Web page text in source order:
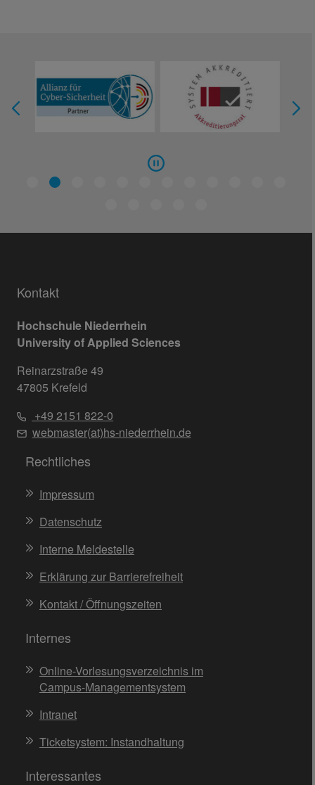
Kontakt
Hochschule Niederrhein
University of Applied Sciences
Reinarzstraße 49
47805 Krefeld
+49 2151 822-0
webmaster(at)hs-niederrhein.de
Rechtliches
Impressum
Datenschutz
Interne Meldestelle
Erklärung zur Barrierefreiheit
Kontakt / Öffnungszeiten
Internes
Online-Vorlesungsverzeichnis im
Campus-Managementsystem
Intranet
Ticketsystem: Instandhaltung
Interessantes